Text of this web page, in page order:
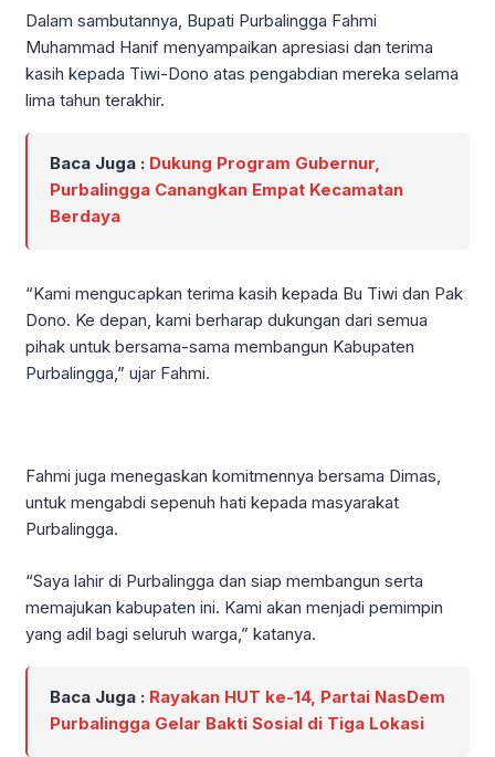
Dalam sambutannya, Bupati Purbalingga Fahmi
Muhammad Hanif menyampaikan apresiasi dan terima
kasih kepada Tiwi-Dono atas pengabdian mereka selama
lima tahun terakhir.
Baca Juga : Dukung Program Gubernur,
Purbalingga Canangkan Empat Kecamatan
Berdaya
“Kami mengucapkan terima kasih kepada Bu Tiwi dan Pak
Dono. Ke depan, kami berharap dukungan dari semua
pihak untuk bersama-sama membangun Kabupaten
Purbalingga,” ujar Fahmi.
Fahmi juga menegaskan komitmennya bersama Dimas,
untuk mengabdi sepenuh hati kepada masyarakat
Purbalingga.
“Saya lahir di Purbalingga dan siap membangun serta
memajukan kabupaten ini. Kami akan menjadi pemimpin
yang adil bagi seluruh warga,” katanya.
Baca Juga : Rayakan HUT ke-14, Partai NasDem
Purbalingga Gelar Bakti Sosial di Tiga Lokasi